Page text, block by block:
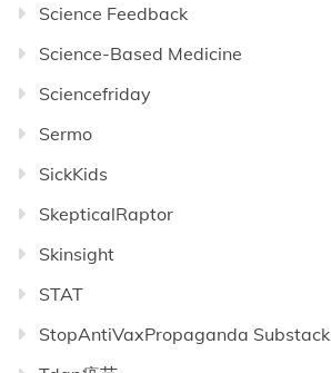
Science Feedback
Science-Based Medicine
Sciencefriday
Sermo
SickKids
SkepticalRaptor
Skinsight
STAT
StopAntiVaxPropaganda Substack